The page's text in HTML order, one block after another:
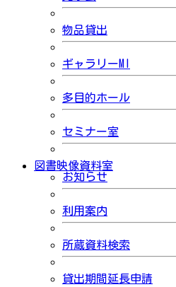
物品貸出
ギャラリーMI
多目的ホール
セミナー室
図書映像資料室
お知らせ
利用案内
所蔵資料検索
貸出期間延長申請